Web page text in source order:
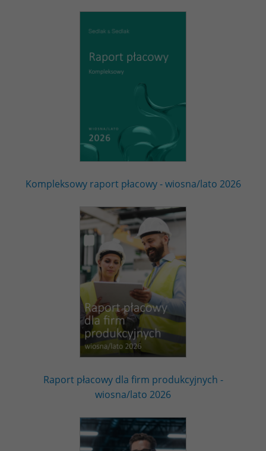
Kompleksowy raport płacowy - wiosna/lato 2026
Raport płacowy dla firm produkcyjnych -
wiosna/lato 2026